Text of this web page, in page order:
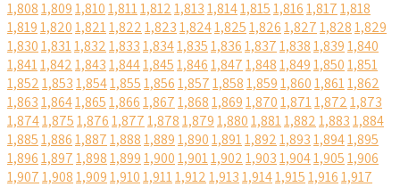
1,8081,8091,8101,8111,8121,8131,8141,8151,8161,8171,818
1,8191,8201,8211,8221,8231,8241,8251,8261,8271,8281,829
1,8301,8311,8321,8331,8341,8351,8361,8371,8381,8391,840
1,8411,8421,8431,8441,8451,8461,8471,8481,8491,8501,851
1,8521,8531,8541,8551,8561,8571,8581,8591,8601,8611,862
1,8631,8641,8651,8661,8671,8681,8691,8701,8711,8721,873
1,8741,8751,8761,8771,8781,8791,8801,8811,8821,8831,884
1,8851,8861,8871,8881,8891,8901,8911,8921,8931,8941,895
1,8961,8971,8981,8991,9001,9011,9021,9031,9041,9051,906
1,9071,9081,9091,9101,9111,9121,9131,9141,9151,9161,917